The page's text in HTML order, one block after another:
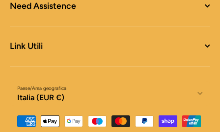
Need Assistence
Link Utili
Paese/Area geografica
Italia (EUR €)
Metodi di pagamento